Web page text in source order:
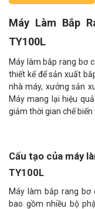
Máy Làm Bắp
TY100L
Máy làm bắp rang bơ
thiết kế để sản xuất
nhà máy, xưởng sản
Máy mang lại hiệu
giảm thời gian chế
Cấu tạo của máy
TY100L
Máy làm bắp rang bơ
bao gồm nhiều bộ